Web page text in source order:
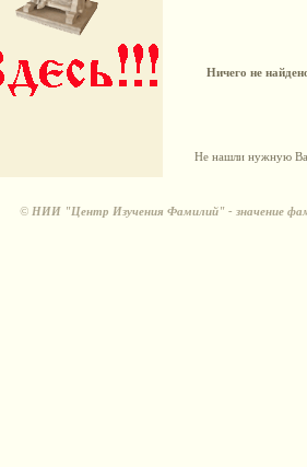
Ничего не
Не нашли нужную
© НИИ "Центр Изучения Фамилий" - значение